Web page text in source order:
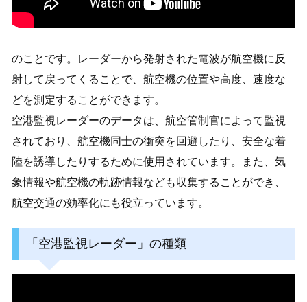
のことです。レーダーから発射された電波が航空機に反
射して戻ってくることで、航空機の位置や高度、速度な
どを測定することができます。
空港監視レーダーのデータは、航空管制官によって監視
されており、航空機同士の衝突を回避したり、安全な着
陸を誘導したりするために使用されています。また、気
象情報や航空機の軌跡情報なども収集することができ、
航空交通の効率化にも役立っています。
「空港監視レーダー」の種類